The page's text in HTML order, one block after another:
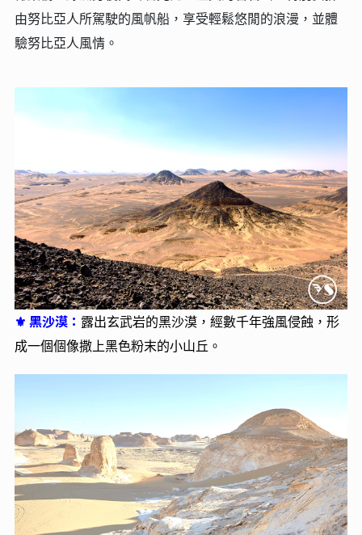
⚜阿拉伯式風帆船：
亞斯文附近是尼羅河最美麗的河段，
河水潔淨清澈、碧波盪漾。尼羅河兩岸有著翠綠的農田與
椰棗樹，綠洲身後高聳著光禿、澄黃的岩石山。特別安排
由努比亞人所駕駛的風帆船，享受輕鬆悠閒的浪漫，並體
驗努比亞人風情。